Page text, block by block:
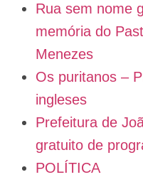
Rua sem nome
memória do
Menezes
Os puritanos –
ingleses
Prefeitura de
gratuito de
POLÍTICA